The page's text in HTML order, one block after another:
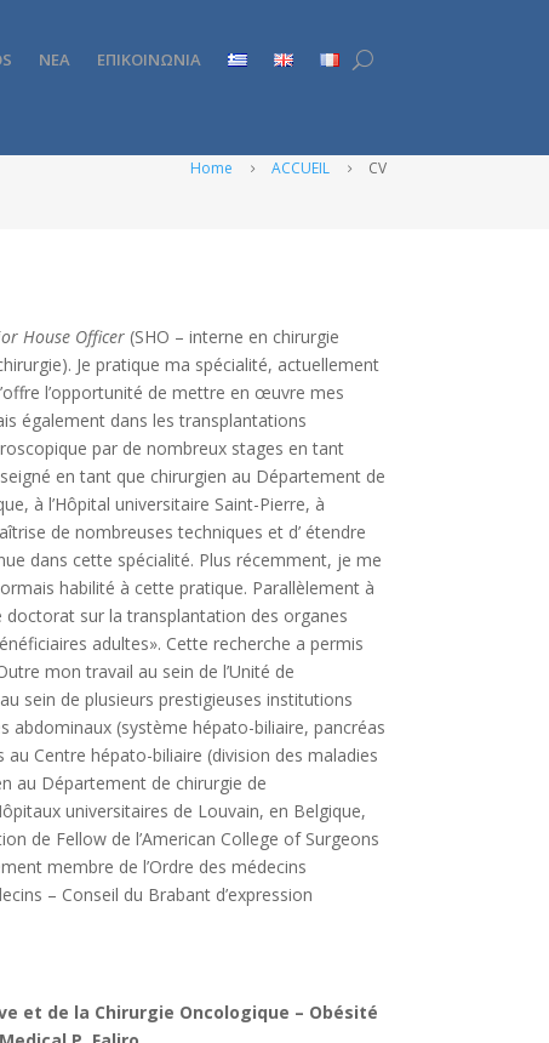
ΝΕΑ ΕΠΙΚΟΙΝΩΝΙΑ
Home 5 ACCUEIL 5 CV
House Officer (SHO – interne en chirurgie
Je pratique ma spécialité, actuellement
l’opportunité de mettre en œuvre mes
également dans les transplantations
par de nombreux stages en tant
en tant que chirurgien au Département de
à l’Hôpital universitaire Saint-Pierre, à
de nombreuses techniques et d’ étendre
dans cette spécialité. Plus récemment, je me
habilité à cette pratique. Parallèlement à
sur la transplantation des organes
adultes». Cette recherche a permis
mon travail au sein de l’Unité de
sein de plusieurs prestigieuses institutions
abdominaux (système hépato-biliaire, pancréas
au Centre hépato-biliaire (division des maladies
au Département de chirurgie de
universitaires de Louvain, en Belgique,
de Fellow de l’American College of Surgeons
membre de l’Ordre des médecins
– Conseil du Brabant d’expression
et de la Chirurgie Oncologique – Obésité